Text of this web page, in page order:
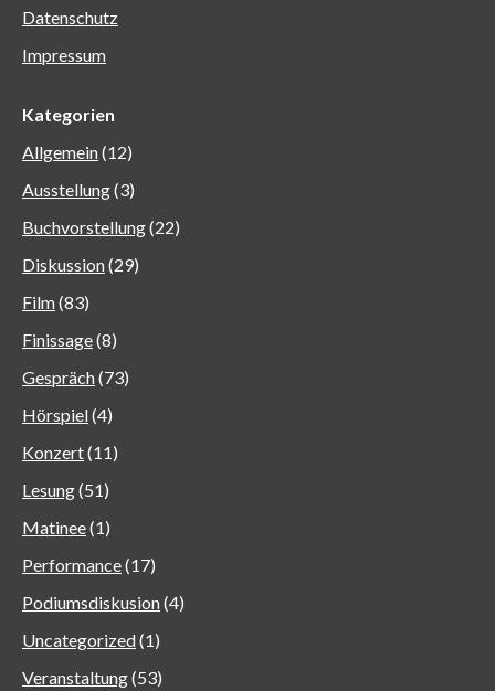
Datenschutz
Impressum
Kategorien
Allgemein(12)
Ausstellung(3)
Buchvorstellung(22)
Diskussion(29)
Film(83)
Finissage(8)
Gespräch(73)
Hörspiel(4)
Konzert(11)
Lesung(51)
Matinee(1)
Performance(17)
Podiumsdiskusion(4)
Uncategorized(1)
Veranstaltung(53)